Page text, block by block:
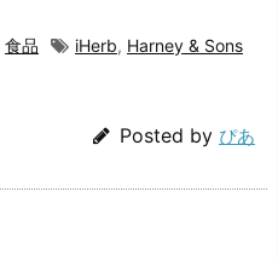
食品 iHerb, Harney & Sons
Posted by ぴあ